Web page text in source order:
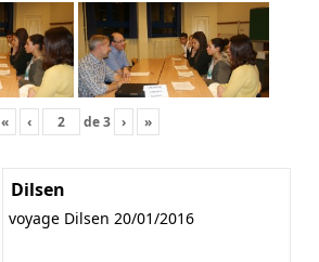
« ‹ de3 › »
Dilsen
voyage Dilsen 20/01/2016